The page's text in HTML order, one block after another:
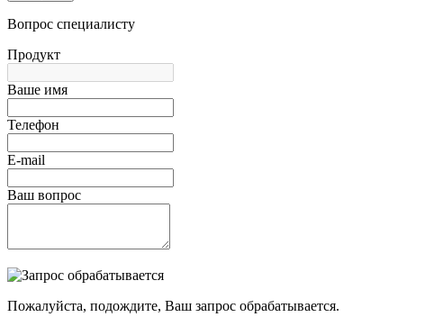
Вопрос специалисту
Продукт
Ваше имя
Телефон
E-mail
Ваш вопрос
Пожалуйста, подождите, Ваш запрос обрабатывается.